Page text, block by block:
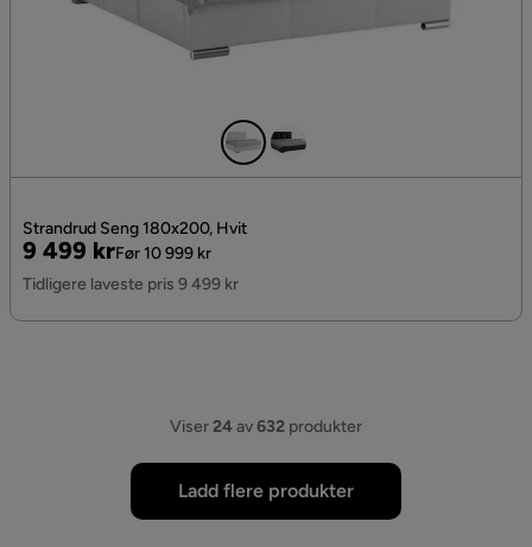
Strandrud Seng 180x200, Hvit
Pris
9 499 kr
Original
Pris
Før 10 999 kr
Tidligere laveste pris 9 499 kr
Viser24av632 produkter
Ladd flere produkter